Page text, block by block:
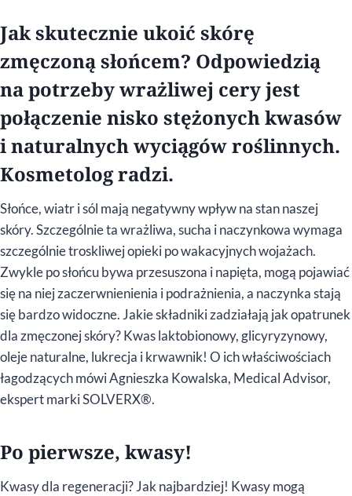
Jak skutecznie ukoić skórę
zmęczoną słońcem? Odpowiedzią
na potrzeby wrażliwej cery jest
połączenie nisko stężonych kwasów
i naturalnych wyciągów roślinnych.
Kosmetolog radzi.
Słońce, wiatr i sól mają negatywny wpływ na stan naszej
skóry. Szczególnie ta wrażliwa, sucha i naczynkowa wymaga
szczególnie troskliwej opieki po wakacyjnych wojażach.
Zwykle po słońcu bywa przesuszona i napięta, mogą pojawiać
się na niej zaczerwnienienia i podrażnienia, a naczynka stają
się bardzo widoczne. Jakie składniki zadziałają jak opatrunek
dla zmęczonej skóry? Kwas laktobionowy, glicyryzynowy,
oleje naturalne, lukrecja i krwawnik! O ich właściwościach
łagodzących mówi Agnieszka Kowalska, Medical Advisor,
ekspert marki SOLVERX®.
Po pierwsze, kwasy!
Kwasy dla regeneracji? Jak najbardziej! Kwasy mogą